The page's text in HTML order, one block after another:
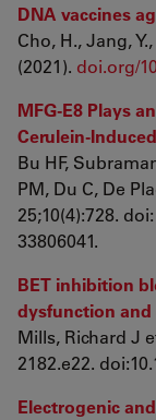
DNA vaccines
Cho, H., Jang,
(2021). doi.org/
MFG-E8 Plays
Cerulein-
Bu HF,
PM, Du C, De
25;10(4):728.
33806041.
BET inhibition
dysfunction and
Mills, Richard J
2182.e22.
Electrogenic